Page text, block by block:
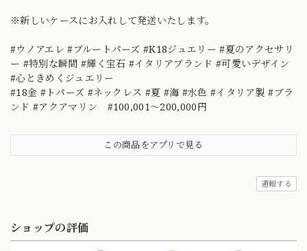
※新しいケースにお入れして発送いたします。
#ウノアエレ #ブルートパーズ #K18ジュエリー #夏のアクセサリ
ー #特別な瞬間 #輝く宝石 #イタリアブランド #可愛いデザイン
#心ときめくジュエリー
#18金 #トパーズ #ネックレス #夏 #海 #水色 #イタリア製 #ブラ
ンド #アクアマリン #100,001～200,000円
この商品をアプリで見る
通報する
ショップの評価